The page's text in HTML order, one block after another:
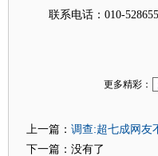
联系电话：010-
更多精彩：
上一篇： 调查:超七成网友
下一篇：没有了